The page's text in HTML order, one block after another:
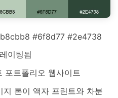
#6f8d77 #2e4738
이팅됨
포트폴리오 웹사이트
톤이 액자 프린트와 차분